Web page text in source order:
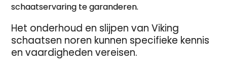
schaatservaring te garanderen.
Het onderhoud en slijpen van Viking
schaatsen noren kunnen specifieke kennis
en vaardigheden vereisen.